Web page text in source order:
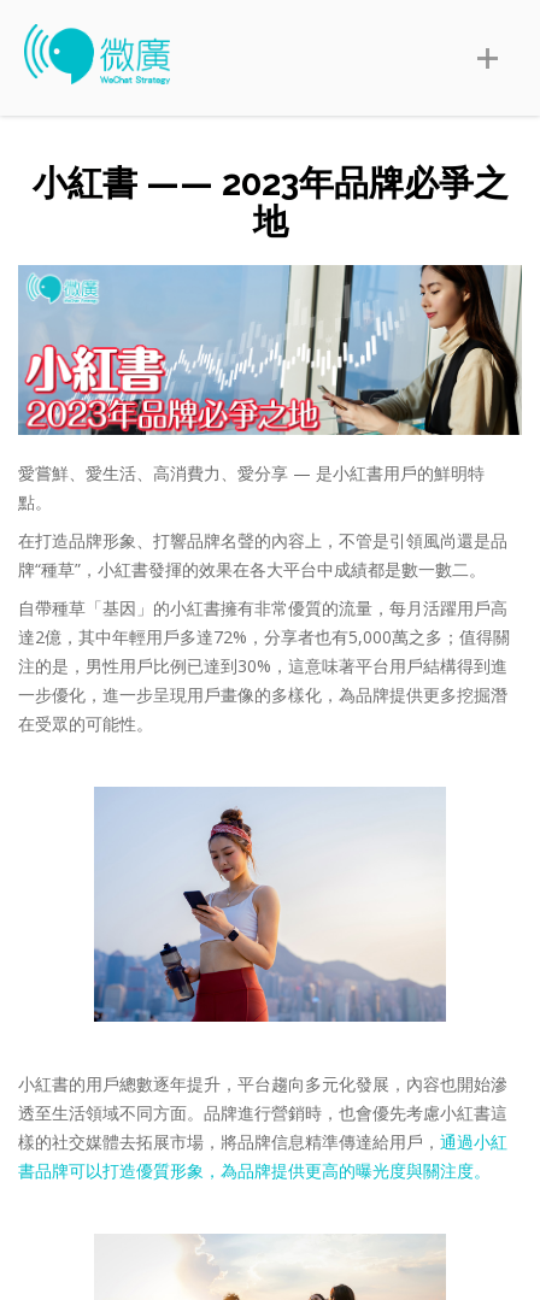
小紅書 —— 2023年品牌必爭之
地
愛嘗鮮、愛生活、高消費力、愛分享 — 是小紅書用戶的鮮明特
點。
在打造品牌形象、打響品牌名聲的內容上，不管是引領風尚還是品
牌“種草”，小紅書發揮的效果在各大平台中成績都是數一數二。
自帶種草「基因」的小紅書擁有非常優質的流量，每月活躍用戶高
達2億，其中年輕用戶多達72%，分享者也有5,000萬之多；值得關
注的是，男性用戶比例已達到30%，這意味著平台用戶結構得到進
一步優化，進一步呈現用戶畫像的多樣化，為品牌提供更多挖掘潛
在受眾的可能性。
小紅書的用戶總數逐年提升，平台趨向多元化發展，內容也開始滲
透至生活領域不同方面。品牌進行營銷時，也會優先考慮小紅書這
樣的社交媒體去拓展市場，將品牌信息精準傳達給用戶， 通過小紅
書品牌可以打造優質形象，為品牌提供更高的曝光度與關注度。